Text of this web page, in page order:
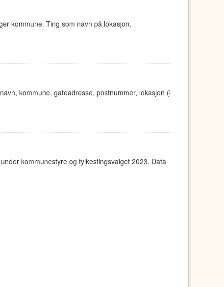
kommune. Ting som navn på lokasjon,
kommune, gateadresse, postnummer, lokasjon (i
kommunestyre og fylkestingsvalget 2023. Data